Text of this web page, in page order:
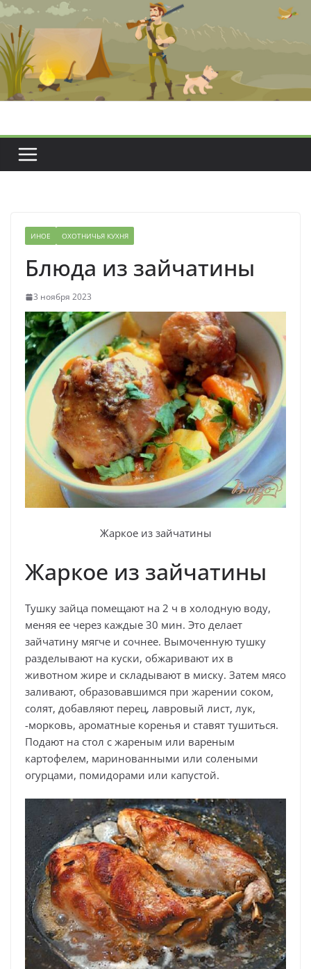
Перейти
содержимому
ИНОЕ ОХОТНИЧЬЯ КУХНЯ
Блюда из зайчатины
3 ноября 2023
Жаркое из зайчатины
Жаркое из зайчатины
Тушку зайца помещают на 2 ч в холодную воду,
меняя ее через каждые 30 мин. Это делает
зайчатину мягче и сочнее. Вымоченную тушку
разделывают на куски, обжаривают их в
животном жире и складывают в миску. Затем мясо
заливают, образовавшимся при жарении соком,
солят, добавляют перец, лавровый лист, лук,
-морковь, ароматные коренья и ставят тушиться.
Подают на стол с жареным или вареным
картофелем, маринованными или солеными
огурцами, помидорами или капустой.